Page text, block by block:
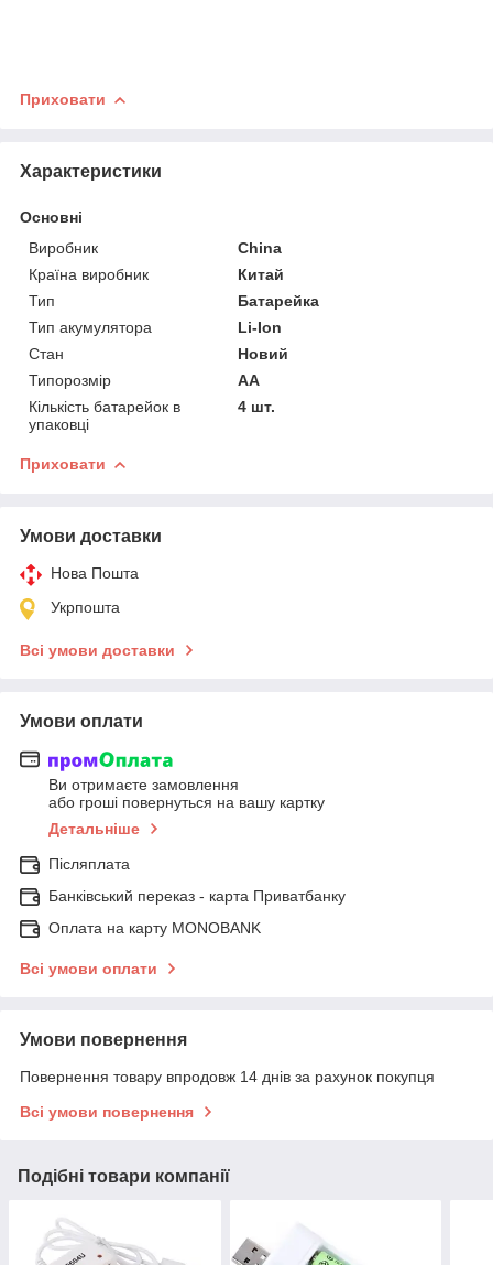
Приховати
Характеристики
Основні
Виробник
China
Країна виробник
Китай
Тип
Батарейка
Тип акумулятора
Li-Ion
Стан
Новий
Типорозмір
AA
Кількість батарейок в
упаковці
4 шт.
Приховати
Умови доставки
Нова Пошта
Укрпошта
Всі умови доставки
Умови оплати
Ви отримаєте замовлення
або гроші повернуться на вашу картку
Детальніше
Післяплата
Банківський переказ - карта Приватбанку
Оплата на карту MONOBANK
Всі умови оплати
Умови повернення
Повернення товару впродовж 14 днів за рахунок покупця
Всі умови повернення
Подібні товари компанії